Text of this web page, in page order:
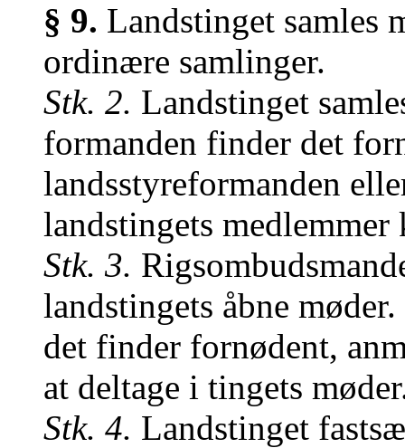
§ 9. Landstinget samles
ordinære samlinger.
Stk. 2. Landstinget
formanden finder det
landsstyreformanden
landstingets
Stk. 3.
landstingets åbne
det finder fornødent,
at deltage i tingets
Stk. 4. Landstinget